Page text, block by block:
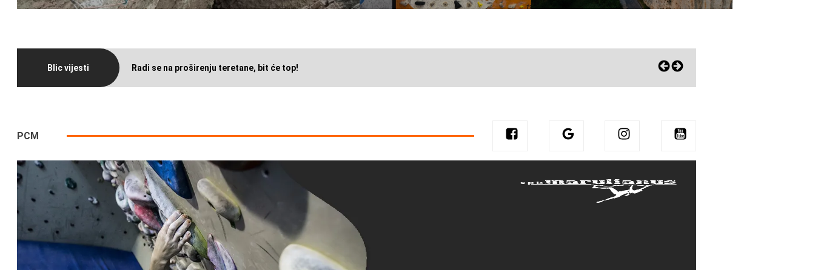
Blic vijesti Radi se na proširenju teretane, bit će top! Eni zagrlila Sharmu! Pohvalila
PCM